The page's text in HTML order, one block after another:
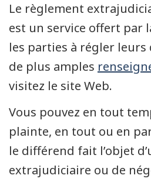
Le règlement
est un service offert par
les parties à régler
de plus amples
visitez le site Web.
Vous pouvez en tout
plainte, en tout ou en
le différend fait l’objet
extrajudiciaire ou de